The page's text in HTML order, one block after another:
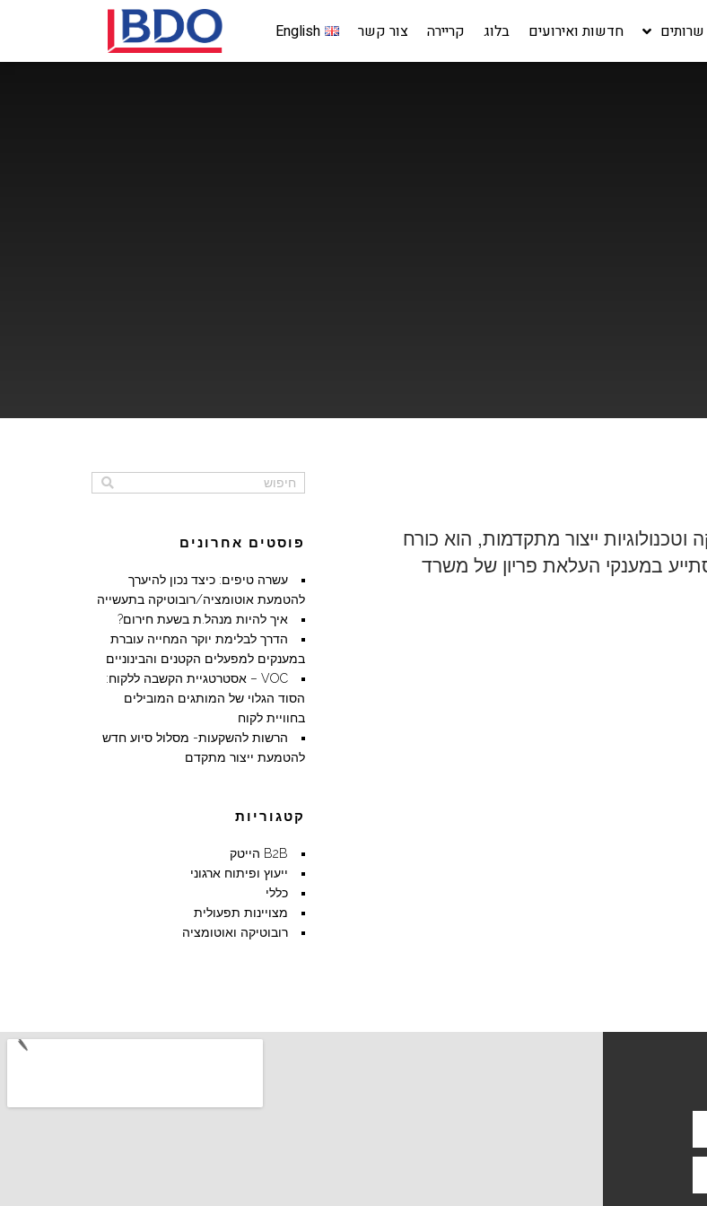
שרותים חדשות ואירועים בלוג קריירה‎ צור קשר English
רובוטיקה וטכנולוגיות ייצור מתקדמות, הוא כורח
במענקי העלאת פריון של משרד
פוסטים אחרונים
עשרה טיפים: כיצד נכון להיערך
להטמעת אוטומציה/רובוטיקה בתעשייה
איך להיות מנהל.ת בשעת חירום?
הדרך לבלימת יוקר המחייה עוברת
במענקים למפעלים הקטנים והבינוניים
VOC – אסטרטגיית הקשבה ללקוח:
הסוד הגלוי של המותגים המובילים
בחוויית לקוח
הרשות להשקעות- מסלול סיוע חדש
להטמעת ייצור מתקדם
קטגוריות
B2B הייטק
ייעוץ ופיתוח ארגוני
כללי
מצויינות תפעולית
רובוטיקה ואוטומציה